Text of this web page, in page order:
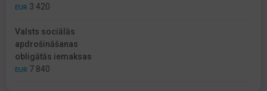
EUR 3 420
Valsts sociālās
apdrošināšanas
obligātās iemaksas
EUR 7 840